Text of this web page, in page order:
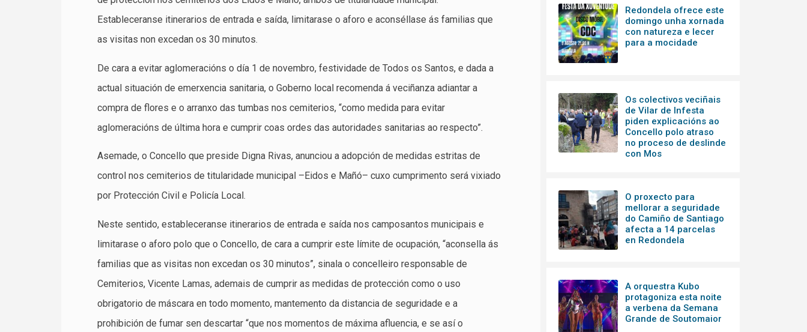
Estableceranse itinerarios de entrada e saída, limitarase o aforo e aconséllase ás familias que
as visitas non excedan os 30 minutos.
De cara a evitar aglomeracións o día 1 de novembro, festividade de Todos os Santos, e dada a
actual situación de emerxencia sanitaria, o Goberno local recomenda á veciñanza adiantar a
compra de flores e o arranxo das tumbas nos cemiterios, “como medida para evitar
aglomeracións de última hora e cumprir coas ordes das autoridades sanitarias ao respecto”.
Asemade, o Concello que preside Digna Rivas, anunciou a adopción de medidas estritas de
control nos cemiterios de titularidade municipal –Eidos e Mañó– cuxo cumprimento será vixiado
por Protección Civil e Policía Local.
Neste sentido, estableceranse itinerarios de entrada e saída nos camposantos municipais e
limitarase o aforo polo que o Concello, de cara a cumprir este límite de ocupación, “aconsella ás
familias que as visitas non excedan os 30 minutos”, sinala o concelleiro responsable de
Cemiterios, Vicente Lamas, ademais de cumprir as medidas de protección como o uso
obrigatorio de máscara en todo momento, mantemento da distancia de seguridade e a
prohibición de fumar sen descartar “que nos momentos de máxima afluencia, e se así o
Redondela ofrece este
domingo unha xornada
con natureza e lecer
para a mocidade
Os colectivos veciñais
de Vilar de Infesta
piden explicacións ao
Concello polo atraso
no proceso de deslinde
con Mos
O proxecto para
mellorar a seguridade
do Camiño de Santiago
afecta a 14 parcelas
en Redondela
A orquestra Kubo
protagoniza esta noite
a verbena da Semana
Grande de Soutomaior